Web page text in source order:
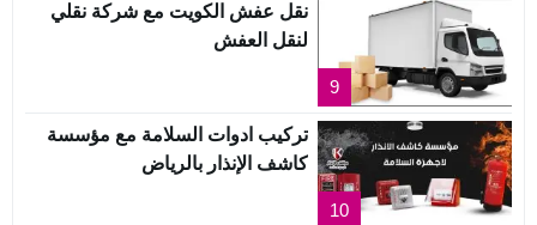
9
نقل عفش الكويت مع شركة نقلي
لنقل العفش
10
تركيب ادوات السلامة مع مؤسسة
كاشف الإنذار بالرياض